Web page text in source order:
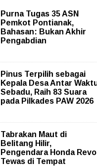
Purna Tugas 35 ASN
Pemkot Pontianak,
Bahasan: Bukan Akhir
Pengabdian
Pinus Terpilih sebagai
Kepala Desa Antar
Sebadu, Raih 83 Suara
pada Pilkades PAW 2026
Tabrakan Maut di
Belitang Hilir,
Pengendara Honda Revo
Tewas di Tempat